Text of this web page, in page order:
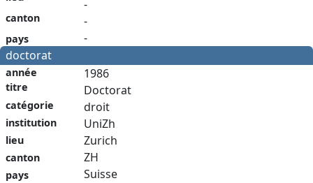
canton
pays
-
-
-
doctorat
année
titre
catégorie
institution
lieu
canton
pays
1986
Doctorat
droit
UniZh
Zurich
ZH
Suisse